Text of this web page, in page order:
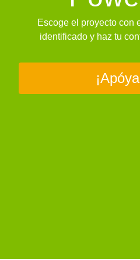
Escoge el proyecto con
identificado y haz tu